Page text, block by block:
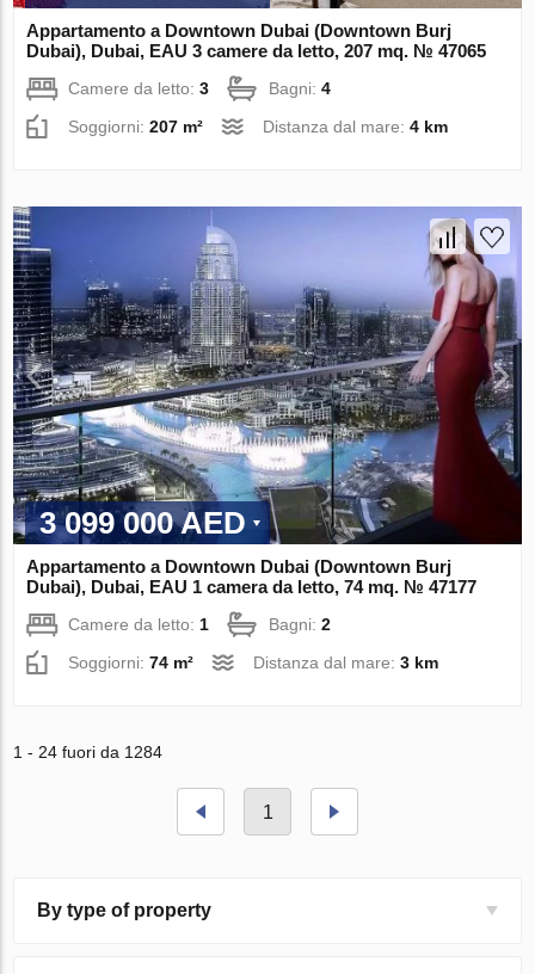
Appartamento a Downtown Dubai (Downtown Burj
Dubai), Dubai, EAU 3 camere da letto, 207 mq. № 47065
Camere da letto:3 Bagni:4
Soggiorni:207 m² Distanza dal mare:4 km
3 099 000 AED
Appartamento a Downtown Dubai (Downtown Burj
Dubai), Dubai, EAU 1 camera da letto, 74 mq. № 47177
Camere da letto:1 Bagni:2
Soggiorni:74 m² Distanza dal mare:3 km
1 - 24 fuori da 1284
1
By type of property